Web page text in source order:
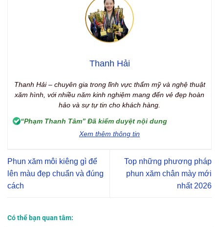
Thanh Hải
Thanh Hải – chuyên gia trong lĩnh vực thẩm mỹ và nghệ thuật
xăm hình, với nhiều năm kinh nghiệm mang đến vẻ đẹp hoàn
hảo và sự tự tin cho khách hàng.
“Phạm Thanh Tâm” Đã kiểm duyệt nội dung
Xem thêm thông tin
Phun xăm môi kiêng gì để
lên màu đẹp chuẩn và đúng
cách
Top những phương pháp
phun xăm chân mày mới
nhất 2026
Có thể bạn quan tâm: